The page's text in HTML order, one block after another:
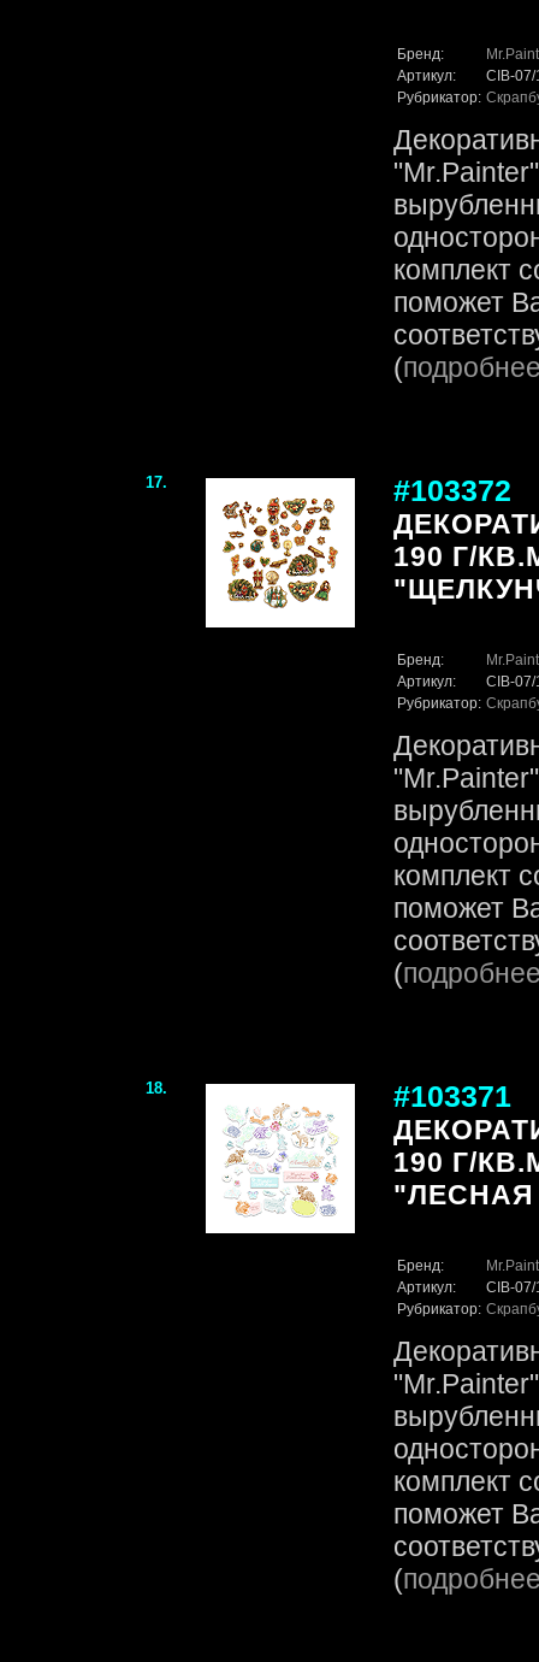
Бренд:
Артикул:
CIB-
Рубрикатор:
комплект
поможет
(
17. #103372
190 Г/
Бренд:
Артикул:
CIB-
Рубрикатор:
комплект
поможет
(
18. #103371
190 Г/
Бренд:
Артикул:
CIB-
Рубрикатор:
комплект
поможет
(